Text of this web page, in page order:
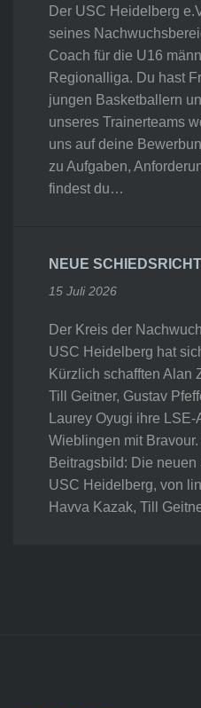
Der USC Heidelberg
seines
Coach für die U16
Regionalliga. Du hast
jungen Basketballern
unseres Trainerteams
uns auf deine
zu Aufgaben,
findest du…
NEUE
15 Juli 2026
Der Kreis der
USC Heidelberg hat
Kürzlich schafften Alan
Till Geitner, Gustav
Laurey Oyugi ihre
Wieblingen mit
Beitragsbild: Die
USC Heidelberg, von
Havva Kazak, Till